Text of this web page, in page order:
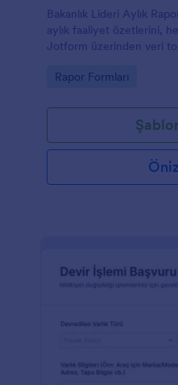
Bakanlık Lideri Aylık
aylık faaliyet özetlerini,
Jotform üzerinden veri
şablonudur.
Go to Category:
Rapor Formları